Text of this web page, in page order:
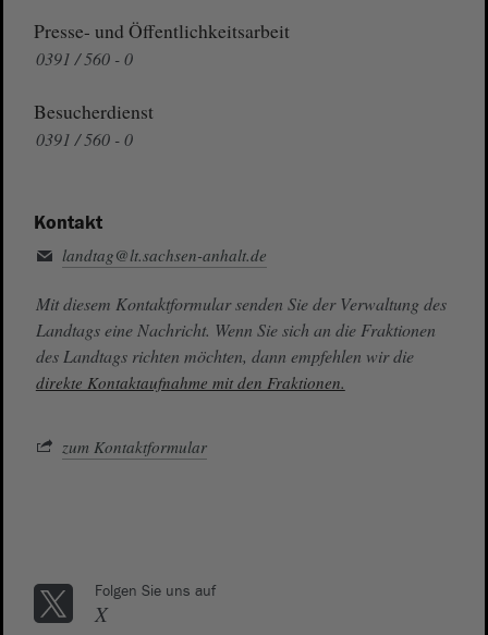
Presse- und Öffentlichkeitsarbeit
0391 / 560 - 0
Besucherdienst
0391 / 560 - 0
Kontakt
landtag@lt.sachsen-anhalt.de
Mit diesem Kontaktformular senden Sie der Verwaltung des
Landtags eine Nachricht. Wenn Sie sich an die Fraktionen
des Landtags richten möchten, dann empfehlen wir die
direkte Kontaktaufnahme mit den Fraktionen.
zum Kontaktformular
Folgen Sie uns auf
X